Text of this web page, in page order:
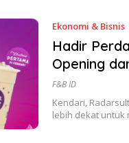
Ekonomi & Bisnis
Hadir
Opening
F&B ID
Kendari,
lebih dekat untuk